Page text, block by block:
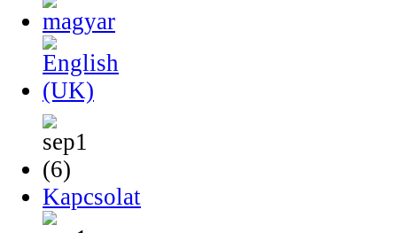
Kapcsolat